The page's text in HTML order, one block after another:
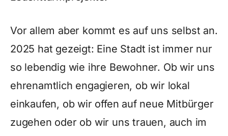
Vor allem aber kommt es auf uns selbst an.
2025 hat gezeigt: Eine Stadt ist immer nur
so lebendig wie ihre Bewohner. Ob wir uns
ehrenamtlich engagieren, ob wir lokal
einkaufen, ob wir offen auf neue Mitbürger
zugehen oder ob wir uns trauen, auch im